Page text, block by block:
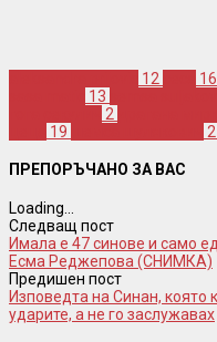
12 16
13
2
19 2
ПРЕПОРЪЧАНО ЗА ВАС
Loading...
Следващ пост
Имала е 47 синове и само
Есма Реджепова (СНИМКА)
Предишен пост
Изповедта на Синан,
ударите, а не го заслужавах